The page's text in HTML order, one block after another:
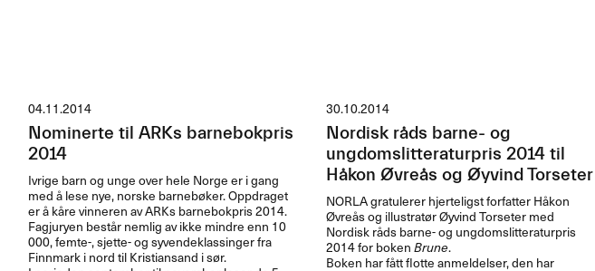
04.11.2014
Nominerte til ARKs barnebokpris
2014
Ivrige barn og unge over hele Norge er i gang
med å lese nye, norske barnebøker. Oppdraget
er å kåre vinneren av ARKs barnebokpris 2014.
Fagjuryen består nemlig av ikke mindre enn 10
000, femte-, sjette- og syvendeklassinger fra
Finnmark i nord til Kristiansand i sør.
30.10.2014
Nordisk råds barne- og
ungdomslitteraturpris 2014 til
Håkon Øvreås og Øyvind Torseter
NORLAgratulerer hjerteligst forfatter Håkon
Øvreås og illustratør Øyvind Torseter med
Nordisk råds barne- og ungdomslitteraturpris
2014 for bokenBrune.
Boken har fått flotte anmeldelser, den har